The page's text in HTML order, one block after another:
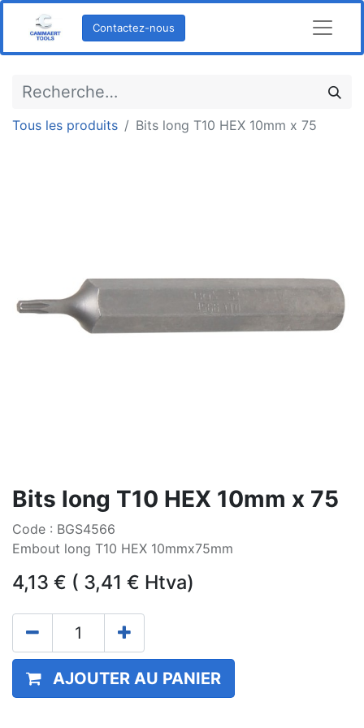
Contactez-nous
Tous les produits Bits long T10 HEX 10mm x 75
Bits long T10 HEX 10mm x 75
Code : BGS4566
Embout long T10 HEX 10mmx75mm
4,13 € ( 3,41 € Htva)
AJOUTER AU PANIER